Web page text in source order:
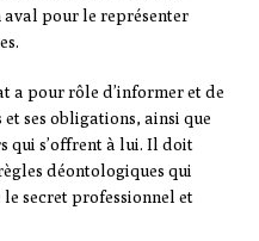
aval pour le représenter
a pour rôle d’informer et de
ses obligations, ainsi que
qui s’offrent à lui. Il doit
déontologiques qui
secret professionnel et